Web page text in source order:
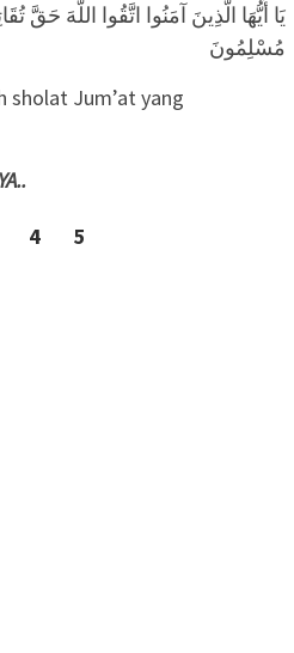
يَا أَيُّهَا الَّذِينَ آمَنُوا اتَّقُوا اللَّهَ حَقَّ
مُسْلِمُونَ
sholat Jum’at yang
4 5